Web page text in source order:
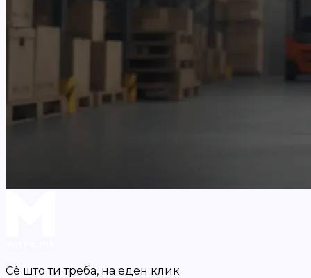
Сè што ти треба, на еден клик